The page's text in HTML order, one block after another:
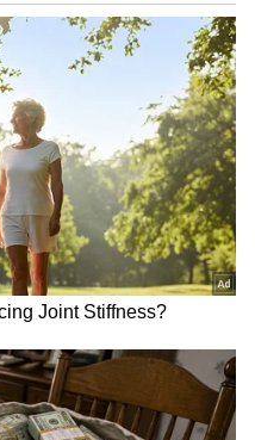
ಪ್ರತಿಕ್ರಿಯಿಸಿದ್ದಾರೆ. ಈ
ಗೆದ್ದು ಸಿಎಂ ಆದ,
ಗೆದ್ದ ಎಂದು
ಪ್ರತಿಕ್ರಿಯೆ